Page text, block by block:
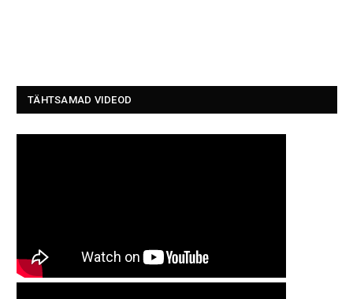
TÄHTSAMAD VIDEOD